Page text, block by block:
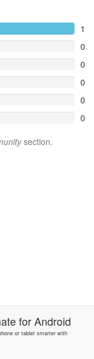
1
0
0
0
0
0
section.
forAndroid
or tablet smarter with